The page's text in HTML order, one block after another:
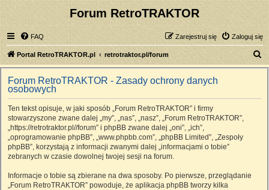
Forum RetroTRAKTOR
FAQ Zaloguj się
Zarejestruj się
Portal RetroTRAKTOR.pl retrotraktor.pl/forum
z
Forum RetroTRAKTOR - Zasady ochrony danych
osobowych
Ten tekst opisuje, w jaki sposób „Forum RetroTRAKTOR” i firmy
stowarzyszone zwane dalej „my”, „nas”, „nasz”, „Forum RetroTRAKTOR”,
„https://retrotraktor.pl//forum” i phpBB zwane dalej „oni”, „ich”,
„oprogramowanie phpBB”, „www.phpbb.com”, „phpBB Limited”, „Zespoły
phpBB”, korzystają z informacji zwanymi dalej „informacjami o tobie”
zebranych w czasie dowolnej twojej sesji na forum.
Informacje o tobie są zbierane na dwa sposoby. Po pierwsze, przeglądanie
„Forum RetroTRAKTOR” powoduje, że aplikacja phpBB tworzy kilka